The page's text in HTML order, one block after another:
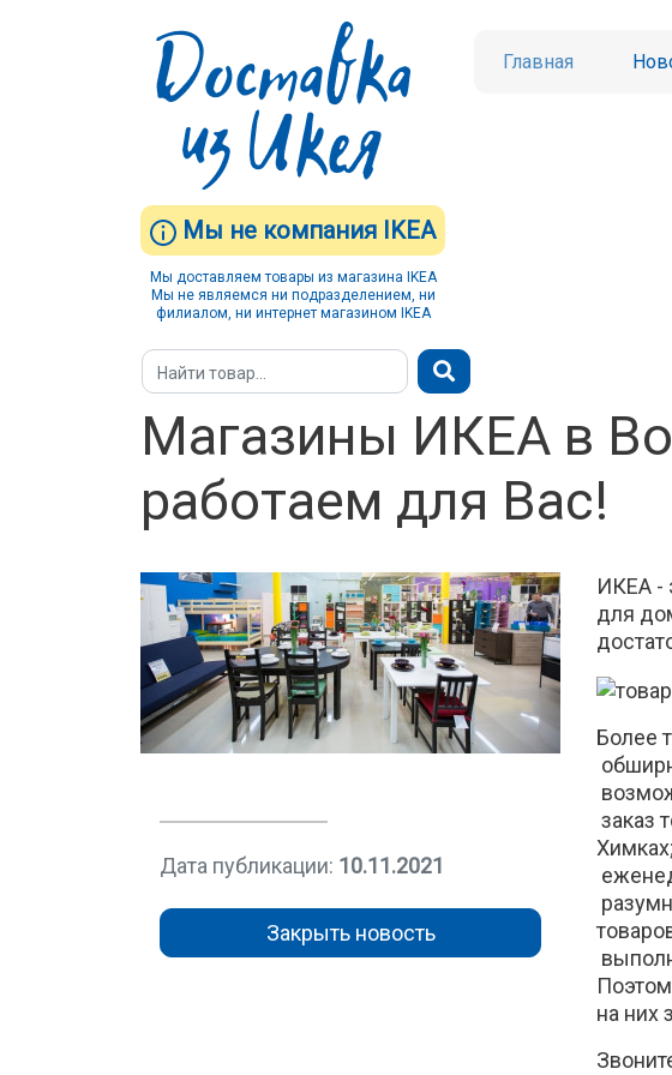
Мы не компания IKEA
Мы доставляем товары из магазина IKEA
Мы не являемся ни подразделением, ни
филиалом, ни интернет магазином IKEA
Главная
Магазины ИКЕА в
работаем для Вас!
Дата публикации: 10.11.2021
Закрыть новость
ИКЕА -
для
Более
заказ
Химках;
на них